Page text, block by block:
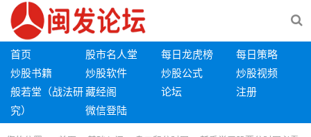
首页 股市名人堂 每日龙虎榜
每日策略
炒股书籍
炒股软件 炒股公式
炒股视频
般若堂（战法研
究）
藏经阁 论坛
注册
微信登陆